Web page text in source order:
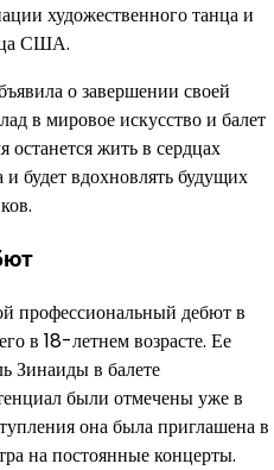
художественного танца и
США.
о завершении своей
в мировое искусство и балет
останется жить в сердцах
будет вдохновлять будущих
профессиональный дебют в
в 18-летнем возрасте. Ее
Зинаиды в балете
были отмечены уже в
она была приглашена в
на постоянные концерты.